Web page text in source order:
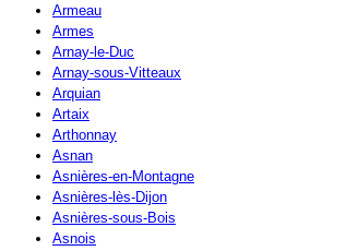
Armeau
Armes
Arnay-le-Duc
Arnay-sous-Vitteaux
Arquian
Artaix
Arthonnay
Asnan
Asnières-en-Montagne
Asnières-lès-Dijon
Asnières-sous-Bois
Asnois